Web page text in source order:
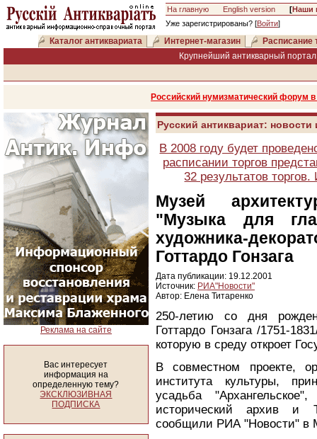
На главную English version [Наши
Уже зарегистрированы? [Войти]
Каталог антиквариата Интернет-магазин
Расписание
Крупнейший антикварный
Российский нумизматический форум
Реклама на сайте
Вас интересует
информация на
определенную тему?
ЭКСКЛЮЗИВНАЯ
ПОДПИСКА
Русский антиквариат:
В 2008 году будет
расписании торгов
32 результатов
Музей
"Музыка для
художника-
Готтардо Гонзага
Дата публикации: 19.12.2001
Источник: РИА"Новости"
Автор: Елена Титаренко
250-летию со дня
Готтардо Гонзага /1751-
которую в среду откроет
В совместном проекте,
института культуры,
усадьба
исторический архив и
сообщили РИА "Новости" в